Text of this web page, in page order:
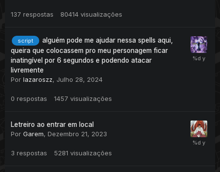
137 respostas 80414 visualizações
script
alguém pode me ajudar nessa spells aqui,
queira que colocassem pro meu personagem ficar
inatingível por 6 segundos e podendo atacar
livremente
Por lazaroszz, Julho 28, 2024
0 respostas 1457 visualizações
Letreiro ao entrar em local
Por Garem, Dezembro 21, 2023
3 respostas 5281 visualizações